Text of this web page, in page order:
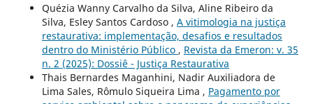
Quézia Wanny Carvalho da Silva, Aline Ribeiro da
Silva, Esley Santos Cardoso , A vitimologia na justiça
restaurativa: implementação, desafios e resultados
dentro do Ministério Público , Revista da Emeron: v. 35
n. 2 (2025): Dossiê - Justiça Restaurativa
Thais Bernardes Maganhini, Nadir Auxiliadora de
Lima Sales, Rômulo Siqueira Lima , Pagamento por